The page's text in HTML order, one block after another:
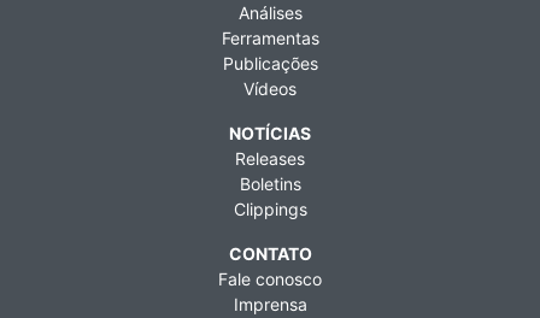
Análises
Ferramentas
Publicações
Vídeos
NOTÍCIAS
Releases
Boletins
Clippings
CONTATO
Fale conosco
Imprensa